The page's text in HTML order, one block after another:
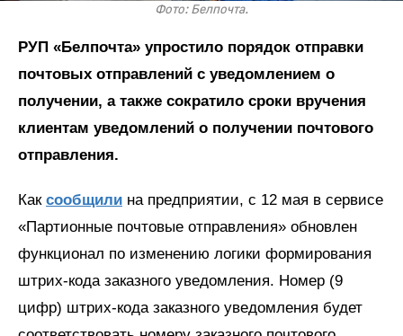
Фото: Белпочта.
РУП «Белпочта» упростило порядок отправки
почтовых отправлений с уведомлением о
получении, а также сократило сроки вручения
клиентам уведомлений о получении почтового
отправления.
Как сообщили на предприятии, с 12 мая в сервисе
«Партионные почтовые отправления» обновлен
функционал по изменению логики формирования
штрих-кода заказного уведомления. Номер (9
цифр) штрих-кода заказного уведомления будет